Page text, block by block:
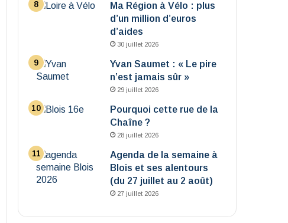
Ma Région à Vélo : plus
d’un million d’euros
d’aides
30 juillet 2026
Yvan Saumet : « Le pire
n’est jamais sûr »
29 juillet 2026
Pourquoi cette rue de la
Chaîne ?
28 juillet 2026
Agenda de la semaine à
Blois et ses alentours
(du 27 juillet au 2 août)
27 juillet 2026